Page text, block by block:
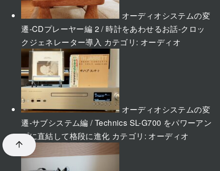
オーディオシステムの変
遷-CDプレーヤー編 2 / 時計をあわせるお話-クロッ
クジェネレーター導入 カテゴリ: オーディオ
オーディオシステムの変
遷-サブシステム編 / Technics SL-G700 をパワーアン
プに直結して格段に進化 カテゴリ: オーディオ